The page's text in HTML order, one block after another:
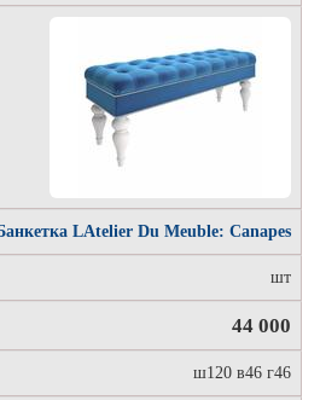
LAtelier Du Meuble: Canapes
шт
44 000
ш120 в46 г46